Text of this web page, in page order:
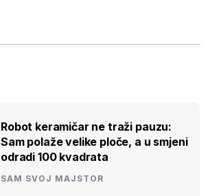
Robot keramičar ne traži pauzu:
Sam polaže velike ploče, a u smjeni
odradi 100 kvadrata
SAM SVOJ MAJSTOR